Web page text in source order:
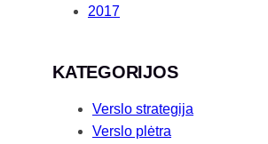
2017
KATEGORIJOS
Verslo strategija
Verslo plėtra